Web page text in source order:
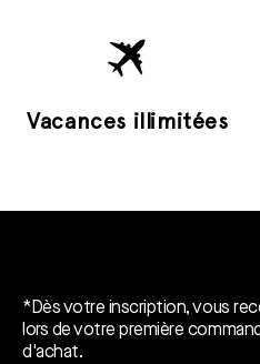
Vacances illimitées
*Dès votre inscription, vous
lors de votre première
d'achat.